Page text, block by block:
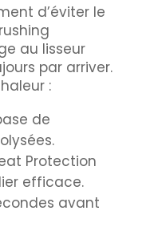
d’éviter le
au lisseur
par arriver.
:
de
Protection
efficace.
avant